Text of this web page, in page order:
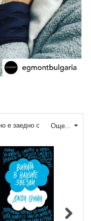
Още...
е заедно с